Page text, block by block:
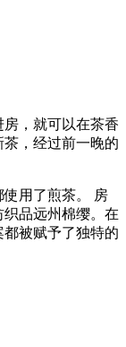
，就可以在茶香
，经过前一晚的
用了煎茶。 房
品远州棉缨。在
被赋予了独特的